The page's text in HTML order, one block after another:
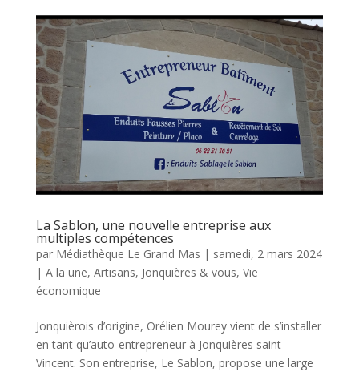
La Sablon, une nouvelle entreprise aux
multiples compétences
par Médiathèque Le Grand Mas | samedi, 2 mars 2024
| A la une, Artisans, Jonquières & vous, Vie
économique
Jonquièrois d’origine, Orélien Mourey vient de s’installer
en tant qu’auto-entrepreneur à Jonquières saint
Vincent. Son entreprise, Le Sablon, propose une large